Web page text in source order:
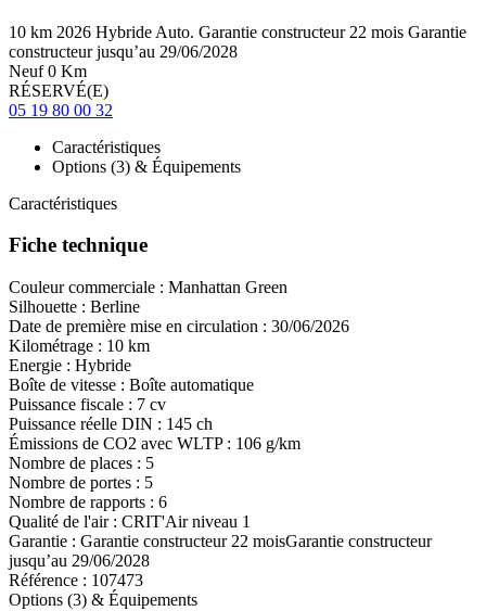
10 km 2026 Hybride Auto. Garantie constructeur 22 mois Garantie
constructeur jusqu’au 29/06/2028
Neuf 0 Km
RÉSERVÉ(E)
05 19 80 00 32
Caractéristiques
Options (3) & Équipements
Caractéristiques
Fiche technique
Couleur commerciale : Manhattan Green
Silhouette : Berline
Date de première mise en circulation : 30/06/2026
Kilométrage : 10 km
Energie : Hybride
Boîte de vitesse : Boîte automatique
Puissance fiscale : 7 cv
Puissance réelle DIN : 145 ch
Émissions de CO2 avec WLTP : 106 g/km
Nombre de places : 5
Nombre de portes : 5
Nombre de rapports : 6
Qualité de l'air : CRIT'Air niveau 1
Garantie : Garantie constructeur 22 moisGarantie constructeur
jusqu’au 29/06/2028
Référence : 107473
Options (3) & Équipements